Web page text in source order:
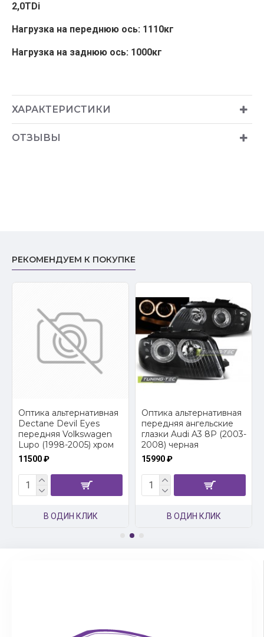
2,0TDi
Нагрузка на переднюю ось: 1110кг
Нагрузка на заднюю ось: 1000кг
ХАРАКТЕРИСТИКИ
ОТЗЫВЫ
РЕКОМЕНДУЕМ К ПОКУПКЕ
Оптика альтернативная
Dectane Devil Eyes
передняя Volkswagen
Lupo (1998-2005) хром
11500 ₽
В ОДИН КЛИК
Оптика альтернативная
передняя ангельские
глазки Audi A3 8P (2003-
2008) черная
15990 ₽
В ОДИН КЛИК